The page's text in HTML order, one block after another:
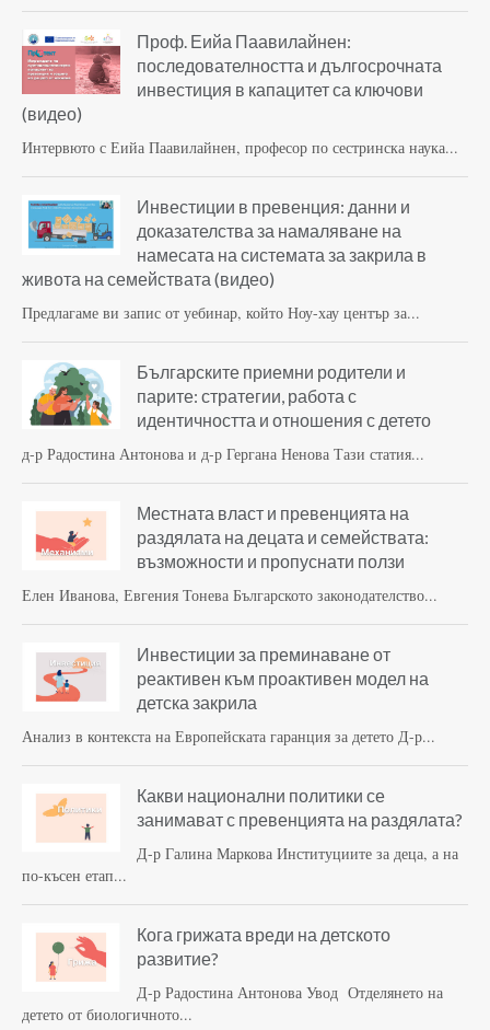
Проф. Еийа Паавилайнен:
последователността и дългосрочната
инвестиция в капацитет са ключови
(видео)
Интервюто с Еийа Паавилайнен, професор по сестринска наука...
Инвестиции в превенция: данни и
доказателства за намаляване на
намесата на системата за закрила в
живота на семействата (видео)
Предлагаме ви запис от уебинар, който Ноу-хау център за...
Българските приемни родители и
парите: стратегии, работа с
идентичността и отношения с детето
д-р Радостина Антонова и д-р Гергана Ненова Тази статия...
Местната власт и превенцията на
раздялата на децата и семействата:
възможности и пропуснати ползи
Елен Иванова, Евгения Тонева Българското законодателство...
Инвестиции за преминаване от
реактивен към проактивен модел на
детска закрила
Анализ в контекста на Европейската гаранция за детето Д-р...
Какви национални политики се
занимават с превенцията на раздялата?
Д-р Галина Маркова Институциите за деца, а на
по-късен етап...
Кога грижата вреди на детското
развитие?
Д-р Радостина Антонова Увод Отделянето на
детето от биологичното...